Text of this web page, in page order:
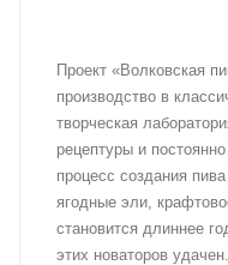
Проект «Волковская
производство в
творческая
рецептуры и
процесс создания
ягодные эли,
становится длиннее
этих новаторов удачен.